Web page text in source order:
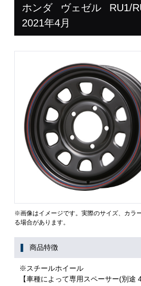
ホンダ ヴェゼル RU1/
2021年4月
※画像はイメージです。実際のサイズ、カラ
る場合があります。
商品特徴
※スチールホイール
【車種によって専用スペーサー(別途